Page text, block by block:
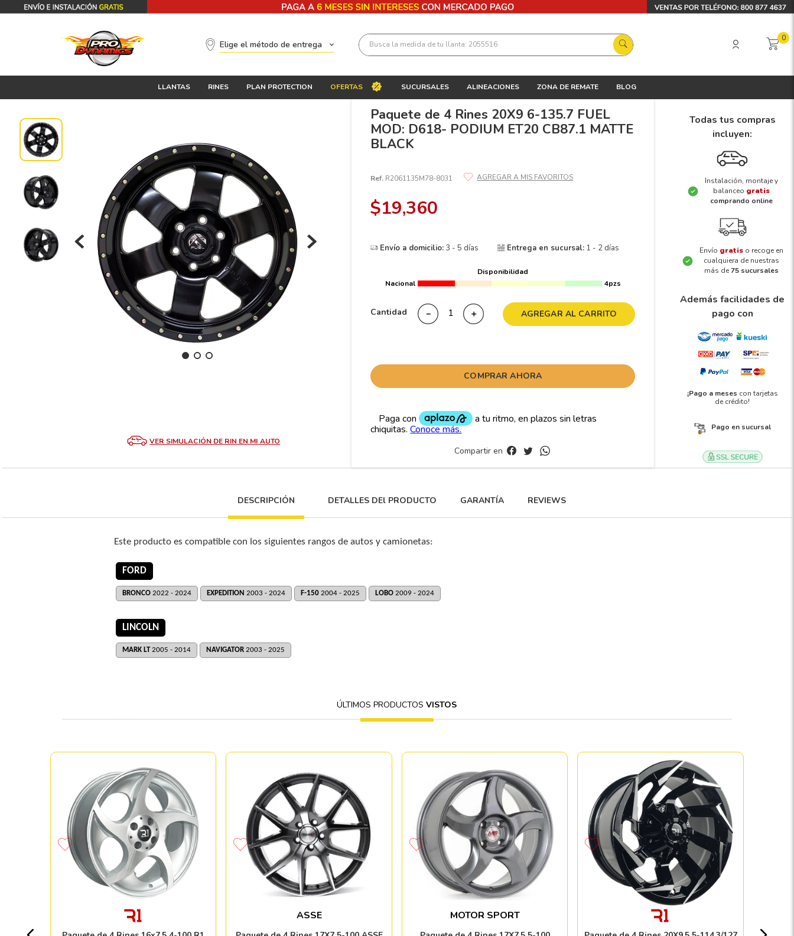
Elige el método de entrega Busca la medida de tu llanta: 2055516 0
LLANTAS RINES PLAN PROTECTION OFERTAS SUCURSALES ALINEACIONES ZONA DE REMATE BLOG
VER SIMULACIÓN DE RIN EN MI AUTO
Paquete de 4 Rines 20X9 6-135.7 FUEL
MOD: D618- PODIUM ET20 CB87.1 MATTE
BLACK
Ref. R2061135M78-8031
$19,360
Envío a domicilio:3 - 5 días Entrega en sucursal: 1 - 2 días
Disponibilidad
Nacional
4pzs
Cantidad ＋
－ AGREGAR AL CARRITO
COMPRAR AHORA
Compartir en
Todas tus compras
incluyen:
Instalación, montaje y
balanceo gratis
comprando online
Envío gratis o recoge en
cualquiera de nuestras
más de75 sucursales
Además facilidades de
pago con
¡Pago a meses con tarjetas
de crédito!
Pago en sucursal
DESCRIPCIÓN DETALLES DEl PRODUCTO GARANTÍA REVIEWS
Este producto es compatible con los siguientes rangos de autos y camionetas:
FORD
BRONCO 2022 - 2024 EXPEDITION 2003 - 2024 F-150 2004 - 2025 LOBO 2009 - 2024
LINCOLN
MARK LT2005 - 2014 NAVIGATOR 2003 - 2025
ÚLTIMOS PRODUCTOSVISTOS
ASSE MOTOR SPORT
Términos más buscados